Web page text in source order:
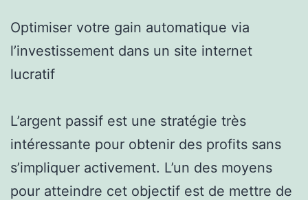
Optimiser votre gain automatique via
l’investissement dans un site internet
lucratif
L’argent passif est une stratégie très
intéressante pour obtenir des profits sans
s’impliquer activement. L’un des moyens
pour atteindre cet objectif est de mettre de